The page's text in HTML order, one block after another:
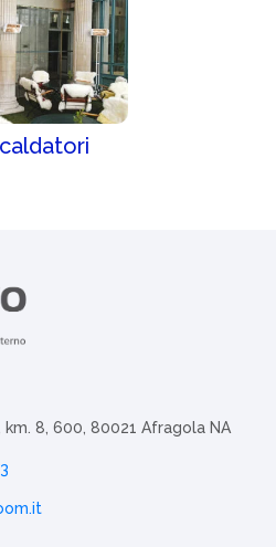
km. 8, 600, 80021 Afragola NA